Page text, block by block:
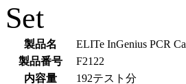
製品名
ELITe InGenius PCR
製品番号
F2122
内容量
192テスト分